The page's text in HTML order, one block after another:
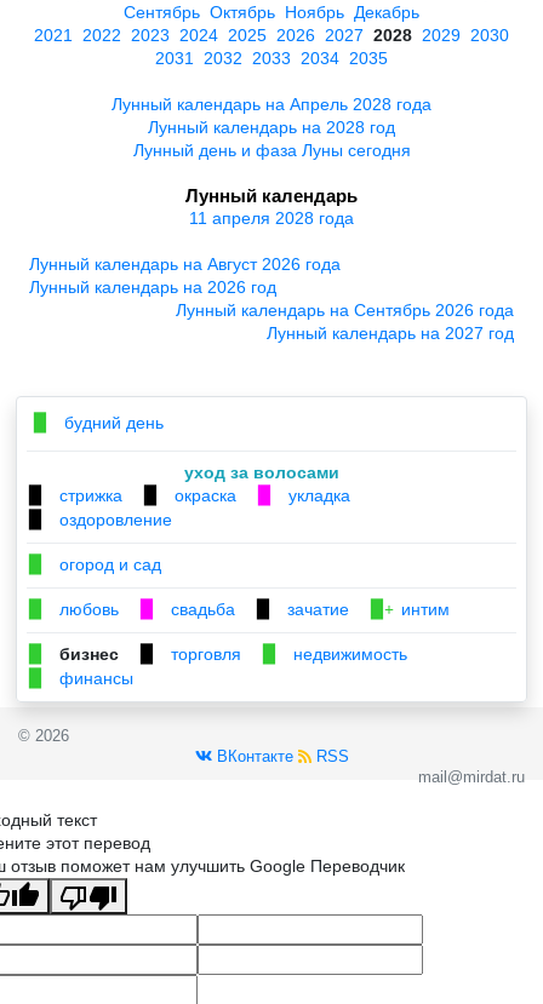
Сентябрь Октябрь Ноябрь Декабрь
2021
2022 2023 2024 2025 2026 2027 2028 2029 2030
2031
2032 2033 2034 2035
Лунный календарь на Апрель 2028 года
Лунный календарь на 2028 год
Лунный день и фаза Луны сегодня
Лунный календарь
11 апреля 2028 года
Лунный календарь на Август 2026 года
Лунный календарь на 2026 год
Лунный календарь на Сентябрь 2026 года
Лунный календарь на 2027 год
будний день
уход за волосами
стрижка окраска укладка
оздоровление
огород и сад
любовь свадьба зачатие ▉+ интим
бизнес торговля недвижимость
финансы
© 2026
ВКонтакте
RSS
mail@mirdat.ru
текст
этот перевод
отзыв поможет нам улучшить Google Переводчик